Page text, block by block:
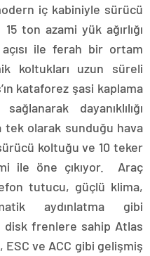
iç kabiniyle sürücü
ton azami yük ağırlığı
ile ferah bir ortam
koltukları uzun süreli
kataforez şasi kaplama
dayanıklılığı
tek olarak sunduğu hava
koltuğu ve 10 teker
ile öne çıkıyor. Araç
tutucu, güçlü klima,
aydınlatma gibi
disk frenlere sahip Atlas
ESC ve ACC gibi gelişmiş